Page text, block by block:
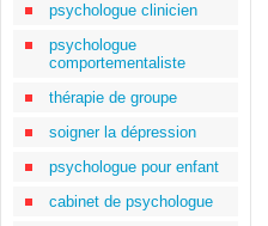
psychologue clinicien
psychologue
comportementaliste
thérapie de groupe
soigner la dépression
psychologue pour enfant
cabinet de psychologue